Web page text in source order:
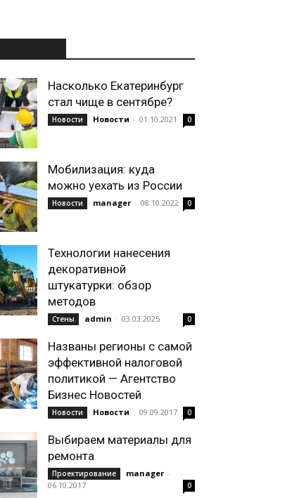
Насколько Екатеринбург
стал чище в сентябре?
Новости Новости - 01.10.2021 0
Мобилизация: куда
можно уехать из России
Новости manager - 08.10.2022 0
Технологии нанесения
декоративной
штукатурки: обзор
методов
Стены admin - 03.03.2025 0
Названы регионы с самой
эффективной налоговой
политикой — Агентство
Бизнес Новостей
Новости Новости - 09.09.2017 0
Выбираем материалы для
ремонта
Проектирование manager -
06.10.2017
0